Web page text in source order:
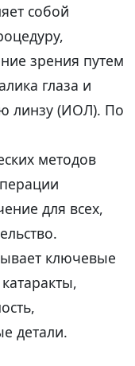
собой
зрения путем
глаза и
линзу (ИОЛ). По
методов
для всех,
ключевые
детали.